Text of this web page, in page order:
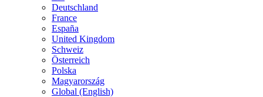
Deutschland
France
España
United Kingdom
Schweiz
Österreich
Polska
Magyarország
Global (English)